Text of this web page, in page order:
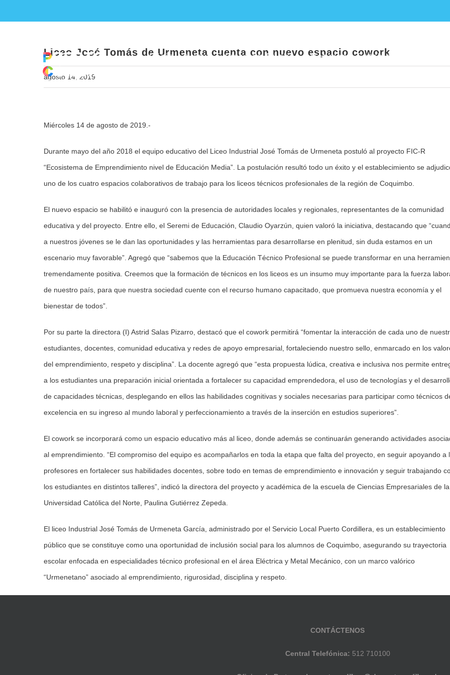
to
Inicio Nueva Educación Pública Noticias Establecimientos
Liceo José Tomás de Urmeneta cuenta con nuevo
Liceo José Tomás de Urmeneta cuenta con nuevo espacio cowork
agosto 14, 2019
Larger
Miércoles 14 de agosto de 2019.-
Durante mayo del año 2018 el equipo educativo del Liceo Industrial José Tomás de Urmeneta postuló al proyecto FIC-R
“Ecosistema de Emprendimiento nivel de Educación Media”. La postulación resultó todo un éxito y el establecimiento se
uno de los cuatro espacios colaborativos de trabajo para los liceos técnicos profesionales de la región de Coquimbo.
El nuevo espacio se habilitó e inauguró con la presencia de autoridades locales y regionales, representantes de la comunidad
educativa y del proyecto. Entre ello, el Seremi de Educación, Claudio Oyarzún, quien valoró la iniciativa, destacando que
a nuestros jóvenes se le dan las oportunidades y las herramientas para desarrollarse en plenitud, sin duda estamos en un
escenario muy favorable”. Agregó que “sabemos que la Educación Técnico Profesional se puede transformar en una
tremendamente positiva. Creemos que la formación de técnicos en los liceos es un insumo muy importante para la fuerza
de nuestro país, para que nuestra sociedad cuente con el recurso humano capacitado, que promueva nuestra economía y el
bienestar de todos”.
Por su parte la directora (I) Astrid Salas Pizarro, destacó que el cowork permitirá “fomentar la interacción de cada uno de
estudiantes, docentes, comunidad educativa y redes de apoyo empresarial, fortaleciendo nuestro sello, enmarcado en los
del emprendimiento, respeto y disciplina”. La docente agregó que “esta propuesta lúdica, creativa e inclusiva nos permite
a los estudiantes una preparación inicial orientada a fortalecer su capacidad emprendedora, el uso de tecnologías y el
de capacidades técnicas, desplegando en ellos las habilidades cognitivas y sociales necesarias para participar como técnicos
excelencia en su ingreso al mundo laboral y perfeccionamiento a través de la inserción en estudios superiores”.
El cowork se incorporará como un espacio educativo más al liceo, donde además se continuarán generando actividades
al emprendimiento. “El compromiso del equipo es acompañarlos en toda la etapa que falta del proyecto, en seguir apoyando a
profesores en fortalecer sus habilidades docentes, sobre todo en temas de emprendimiento e innovación y seguir trabajando
los estudiantes en distintos talleres”, indicó la directora del proyecto y académica de la escuela de Ciencias Empresariales de la
Universidad Católica del Norte, Paulina Gutiérrez Zepeda.
El liceo Industrial José Tomás de Urmeneta García, administrado por el Servicio Local Puerto Cordillera, es un establecimiento
público que se constituye como una oportunidad de inclusión social para los alumnos de Coquimbo, asegurando su trayectoria
escolar enfocada en especialidades técnico profesional en el área Eléctrica y Metal Mecánico, con un marco valórico
“Urmenetano” asociado al emprendimiento, rigurosidad, disciplina y respeto.
CONTÁCTENOS
Central Telefónica: 512 710100